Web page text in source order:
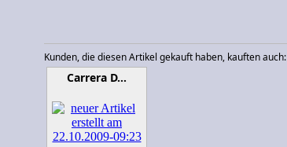
Kunden, die diesen Artikel gekauft haben, kauften auch:
Carrera D…